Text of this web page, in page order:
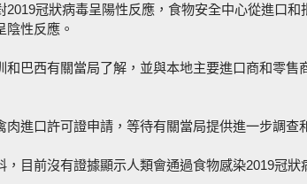
冠狀病毒呈陽性反應，食物安全中心從進口和
陰性反應。
巴西有關當局了解，並與本地主要進口商和零售
進口許可證申請，等待有關當局提供進一步調查
目前沒有證據顯示人類會通過食物感染2019冠狀